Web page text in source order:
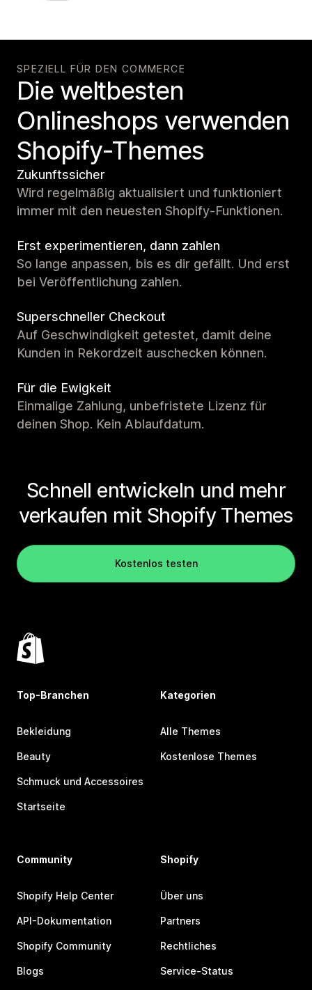
SPEZIELL FÜR DEN COMMERCE
Die weltbesten
Onlineshops verwenden
Shopify-Themes
Zukunftssicher
Wird regelmäßig aktualisiert und funktioniert
immer mit den neuesten Shopify-Funktionen.
Erst experimentieren, dann zahlen
So lange anpassen, bis es dir gefällt. Und erst
bei Veröffentlichung zahlen.
Superschneller Checkout
Auf Geschwindigkeit getestet, damit deine
Kunden in Rekordzeit auschecken können.
Für die Ewigkeit
Einmalige Zahlung, unbefristete Lizenz für
deinen Shop. Kein Ablaufdatum.
Schnell entwickeln und mehr
verkaufen mit Shopify Themes
Kostenlos testen
Top-Branchen
Bekleidung
Beauty
Schmuck und Accessoires
Startseite
Kategorien
Alle Themes
Kostenlose Themes
Community
Shopify Help Center
API-Dokumentation
Shopify Community
Blogs
Shopify
Über uns
Partners
Rechtliches
Service-Status